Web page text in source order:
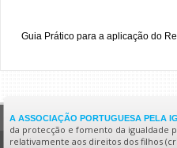
Guia Prático para a aplicação do
A ASSOCIAÇÃO PORTUGUESA PELA
da protecção e fomento da igualdade
relativamente aos direitos dos filhos